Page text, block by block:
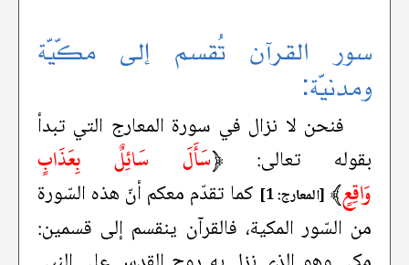
سور القرآن تُقسم إلى مكّيّة
ومدنيّة:
فنحن لا نزال في سورة المعارج التي تبدأ
بقوله تعالى: ﴿سَأَلَ سَائِلٌ بِعَذَابٍ
وَاقِعٍ﴾ [المعارج: 1]
كما تقدّم معكم أنّ هذه السّورة
من السّور المكية، فالقرآن ينقسم إلى قسمين: